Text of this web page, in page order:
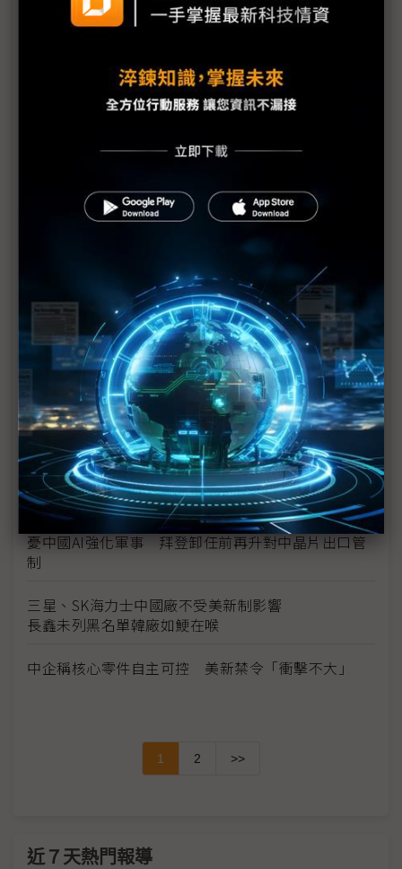
中國鎵鍺出口禁令下 市場供應如何變化？
憂美再限晶片材料出口 中系業者傳加速囤貨、尋替
裁、中企倒閉裁員聲不絕
美國301重擊紅色供應鏈 專家：台廠早有避險舉措
301調查成制裁中國新一波起手式 成熟製程競爭將
川普新關稅戰山雨欲來 中國做好準備應戰？
川普再次入主白宮 華為制裁升級2.0？
美301對中國實施「雙重打擊」
地緣政治風險蔓延成熟晶圓廠
川普2.0來襲台灣毋免驚 兩大因素或可躲過制裁大刀
從NVIDIA到TikTok 跨國企業恐成中美科技戰祭品
憂中國AI強化軍事 拜登卸任前再升對中晶片出口管
制
三星、SK海力士中國廠不受美新制影響
長鑫未列黑名單韓廠如鯁在喉
中企稱核心零件自主可控 美新禁令「衝擊不大」
1 2 >>
近７天熱門報導